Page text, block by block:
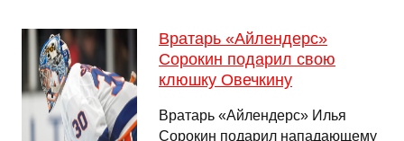
Вратарь «Айлендерс»
Сорокин подарил свою
клюшку Овечкину
Вратарь «Айлендерс» Илья
Сорокин подарил нападающему